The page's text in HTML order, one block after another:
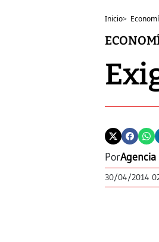
Inicio>
PorAgencia
30/04/2014